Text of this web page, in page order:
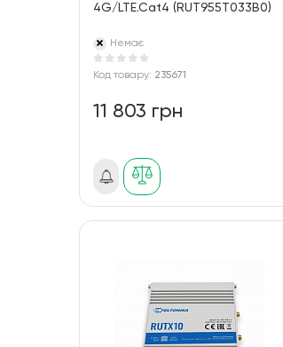
4G/LTE.Cat4 (RUT955T033B0)
Немає
Код товару: 235671
11 803 грн